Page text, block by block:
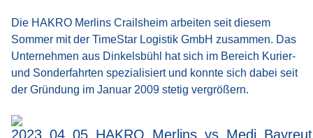
Die HAKRO Merlins Crailsheim arbeiten seit diesem
Sommer mit der TimeStar Logistik GmbH zusammen. Das
Unternehmen aus Dinkelsbühl hat sich im Bereich Kurier-
und Sonderfahrten spezialisiert und konnte sich dabei seit
der Gründung im Januar 2009 stetig vergrößern.